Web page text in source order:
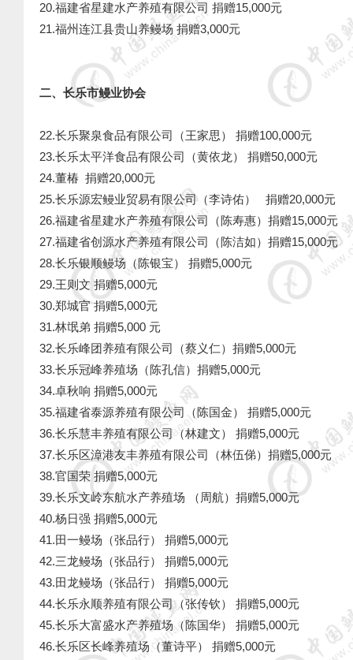
20.福建省星建水产养殖有限公司 捐赠15,000元
21.福州连江县贵山养鳗场 捐赠3,000元
二、长乐市鳗业协会
22.长乐聚泉食品有限公司（王家思） 捐赠100,000元
23.长乐太平洋食品有限公司（黄依龙） 捐赠50,000元
24.董椿 捐赠20,000元
25.长乐源宏鳗业贸易有限公司（李诗佑） 捐赠
26.福建省星建水产养殖有限公司（陈寿惠）捐赠
27.福建省创源水产养殖有限公司（陈洁如）捐赠
28.长乐银顺鳗场（陈银宝） 捐赠5,000元
29.王则文 捐赠5,000元
30.郑城官 捐赠5,000元
31.林氓弟 捐赠5,000 元
32.长乐峰团养殖有限公司（蔡义仁）捐赠5,000元
33.长乐冠峰养殖场（陈孔信）捐赠5,000元
34.卓秋响 捐赠5,000元
35.福建省泰源养殖有限公司（陈国金） 捐赠5,000元
36.长乐慧丰养殖有限公司（林建文）
捐赠5,000元
37.长乐区漳港友丰养殖有限公司（林伍俤）捐赠5,000元
38.官国荣 捐赠5,000元
39.长乐文岭东航水产养殖场 （周航）捐赠5,000元
40.杨日强 捐赠5,000元
41.田一鳗场（张品行）
捐赠5,000元
42.三龙鳗场（张品行）
捐赠5,000元
43.田龙鳗场（张品行）
捐赠5,000元
44.长乐永顺养殖有限公司（张传钦）
捐赠5,000元
45.长乐大富盛水产养殖场（陈国华）
捐赠5,000元
46.长乐区长峰养殖场（董诗平）
捐赠5,000元